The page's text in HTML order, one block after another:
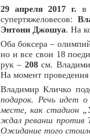
29 апреля 2017 г. в
супертяжеловесов:
Энтони Джошуа. На
Оба боксера –
но и все свои 18
рук – 208см.
На момент проведения
Владимир Кличко
подарок. Речь идет
месте, как стадион
ждал реванш против
Ожидание того